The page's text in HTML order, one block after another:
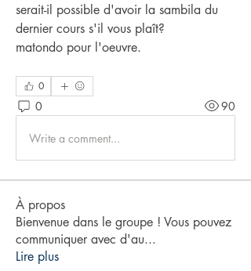
serait-il possible d'avoir la sambila du
dernier cours s'il vous plaît?
matondo pour l'oeuvre.
0
0 90
Write a comment...
À propos
Bienvenue dans le groupe ! Vous pouvez
communiquer avec d'au...
Lire plus